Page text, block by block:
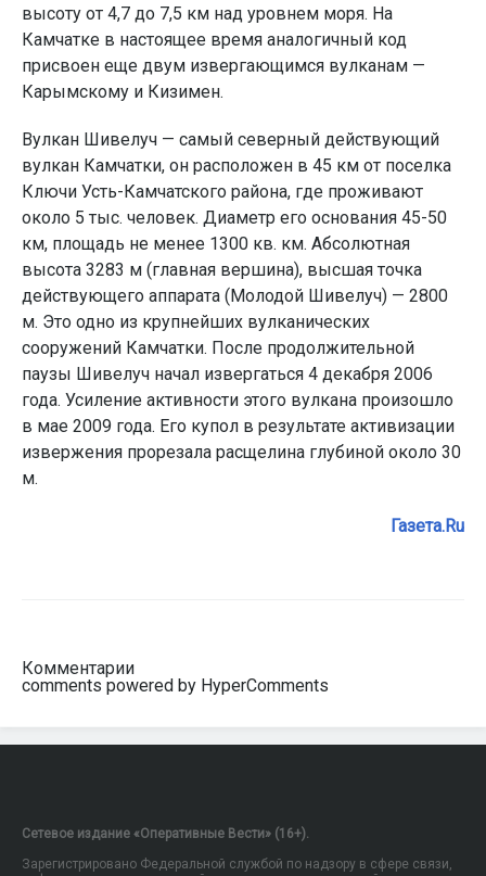
высоту от 4,7 до 7,5 км над уровнем моря. На
Камчатке в настоящее время аналогичный код
присвоен еще двум извергающимся вулканам —
Карымскому и Кизимен.
Вулкан Шивелуч — самый северный действующий
вулкан Камчатки, он расположен в 45 км от поселка
Ключи Усть-Камчатского района, где проживают
около 5 тыс. человек. Диаметр его основания 45-50
км, площадь не менее 1300 кв. км. Абсолютная
высота 3283 м (главная вершина), высшая точка
действующего аппарата (Молодой Шивелуч) — 2800
м. Это одно из крупнейших вулканических
сооружений Камчатки. После продолжительной
паузы Шивелуч начал извергаться 4 декабря 2006
года. Усиление активности этого вулкана произошло
в мае 2009 года. Его купол в результате активизации
извержения прорезала расщелина глубиной около 30
м.
Газета.Ru
Комментарии
comments powered by HyperComments
Сетевое издание «Оперативные Вести» (16+).
Зарегистрировано Федеральной службой по надзору в сфере связи,